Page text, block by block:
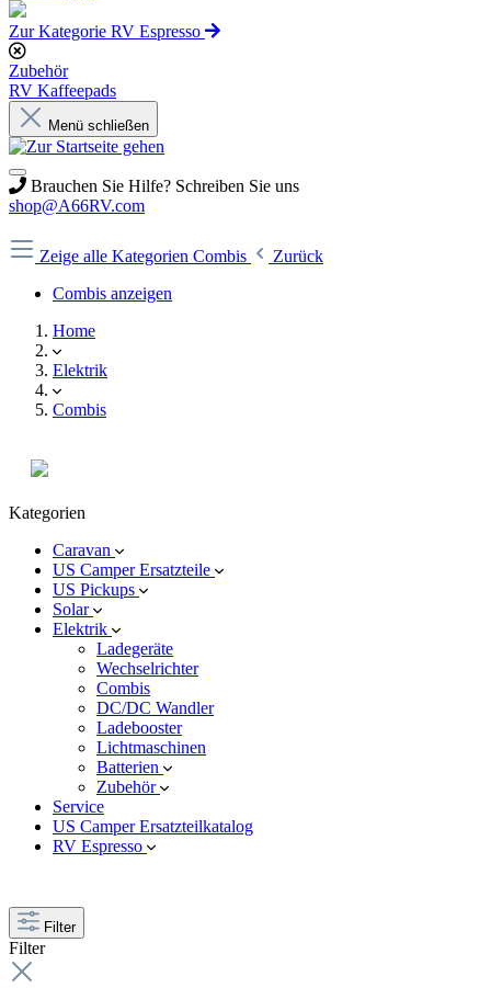
Zur Kategorie RV Espresso
Zubehör
RV Kaffeepads
Menü schließen
Brauchen Sie Hilfe? Schreiben Sie uns
shop@A66RV.com
Zeige alle Kategorien Combis
Zurück
Combis anzeigen
Home
Elektrik
Combis
Kategorien
Caravan
US Camper Ersatzteile
US Pickups
Solar
Elektrik
Ladegeräte
Wechselrichter
Combis
DC/DC Wandler
Ladebooster
Lichtmaschinen
Batterien
Zubehör
Service
US Camper Ersatzteilkatalog
RV Espresso
Filter
Filter